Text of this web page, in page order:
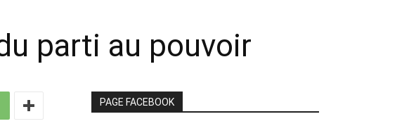
parti au pouvoir
PAGE FACEBOOK